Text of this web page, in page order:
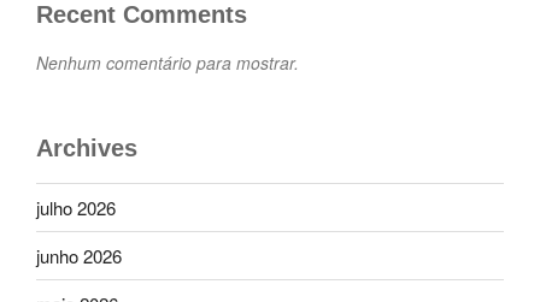
Recent Comments
Nenhum comentário para mostrar.
Archives
julho 2026
junho 2026